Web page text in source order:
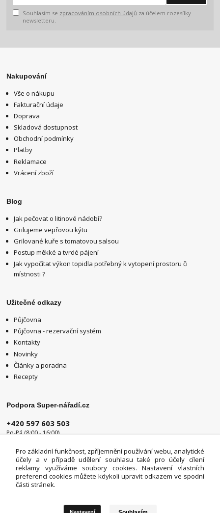
Souhlasím se zpracováním osobních údajů za účelem rozesílky
newsletteru.
Nakupování
Vše o nákupu
Fakturační údaje
Doprava
Skladová dostupnost
Obchodní podmínky
Platby
Reklamace
Vrácení zboží
Blog
Jak pečovat o litinové nádobí?
Grilujeme vepřovou kýtu
Grilované kuře s tomatovou salsou
Postup měkké a tvrdé pájení
Jak vypočítat výkon topidla potřebný k vytopení prostoru či
místnosti ?
Užitečné odkazy
Půjčovna
Půjčovna - rezervační systém
Kontakty
Novinky
Články a poradna
Recepty
Podpora Super-nářadí.cz
+420 597 603 503
Po-Pá (8:00 - 16:00)
Pro základní funkčnost, zpříjemnění používání webu, analytické
účely a v případě udělení souhlasu také pro účely cílení
reklamy využíváme soubory cookies. Nastavení vlastních
preferencí cookies můžete kdykoli upravit odkazem ve spodní
části stránek.